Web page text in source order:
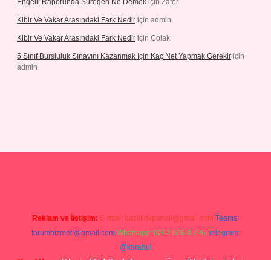
Engelli Raporunda Süreğen Ne Demek için Zafer
Kibir Ve Vakar Arasındaki Fark Nedir için admin
Kibir Ve Vakar Arasındaki Fark Nedir için Çolak
5 Sınıf Bursluluk Sınavını Kazanmak Için Kaç Net Yapmak Gerekir için
admin
Reklam ve İletişim: E-mail: backlinkpaneli@gmail.com Teams:
forumhizmeti@gmail.com Whatsapp: 0262 606 0 726 Telegram:
@karabul